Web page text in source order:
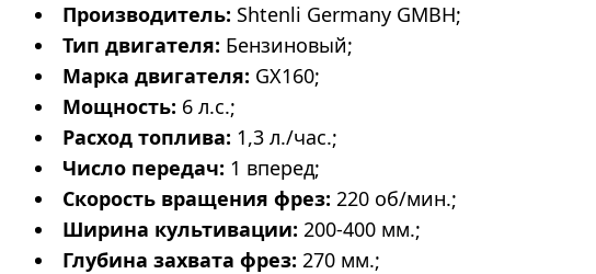
Производитель: Shtenli Germany GMBH;
Тип двигателя: Бензиновый;
Марка двигателя: GX160;
Мощность: 6 л.с.;
Расход топлива: 1,3 л./час.;
Число передач: 1 вперед;
Скорость вращения фрез: 220 об/мин.;
Ширина культивации: 200-400 мм.;
Глубина захвата фрез: 270 мм.;